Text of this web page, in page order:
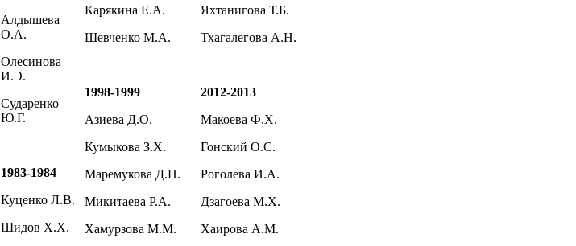
Алдышева
О.А.
Олесинова
И.Э.
Сударенко
Ю.Г.
1983-1984
Куценко Л.В.
Шидов Х.Х.
Карякина Е.А.
Шевченко М.А.
1998-1999
Азиева Д.О.
Кумыкова З.Х.
Маремукова Д.Н.
Микитаева Р.А.
Хамурзова М.М.
Яхтанигова Т.Б.
Тхагалегова А.Н.
2012-2013
Макоева Ф.Х.
Гонский О.С.
Роголева И.А.
Дзагоева М.Х.
Хаирова А.М.